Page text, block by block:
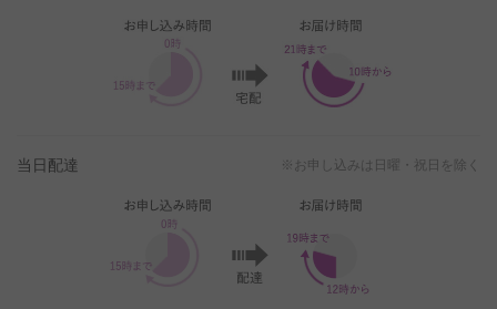
当日配達 ※お申し込みは日曜・祝日を除く